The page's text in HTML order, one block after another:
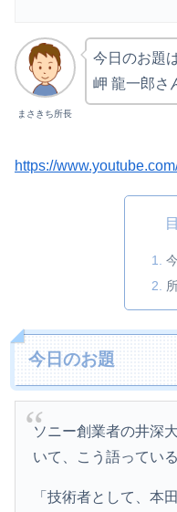
まさきち所長
今日のお題
岬 龍一郎さ
https://
今日のお題
ソニー創業者の井深
いて、こう語っている
「技術者として、本